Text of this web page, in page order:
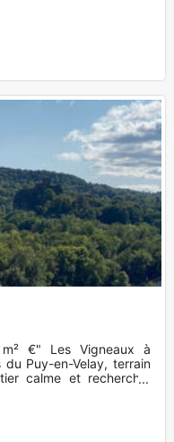
€" Les Vigneaux à
Puy-en-Velay, terrain
calme et recherché.